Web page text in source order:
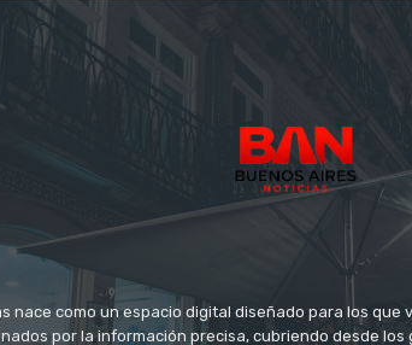
nace como un espacio digital diseñado para los que
por la información precisa, cubriendo desde